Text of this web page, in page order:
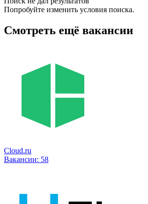
Попробуйте изменить условия поиска.
Смотреть ещё вакансии
Cloud.ru
Вакансии: 58